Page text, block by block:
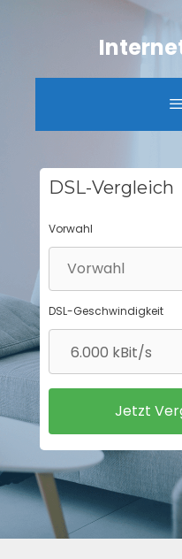
DSL-Vergleich
Vorwahl
DSL-Geschwindigkeit